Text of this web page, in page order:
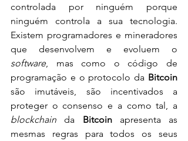
controlada por ninguém porque
ninguém controla a sua tecnologia.
Existem programadores e mineradores
software, mas como o código de
programação e o protocolo da Bitcoin
são imutáveis, são incentivados a
blockchain da Bitcoin apresenta as
mesmas regras para todos os seus